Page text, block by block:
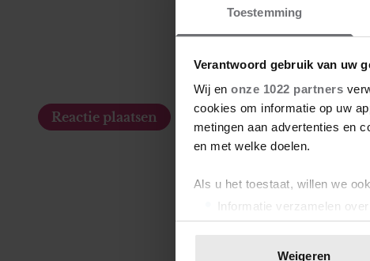
Toestemming
Verantwoord gebruik van uw
Wij en onze 1022 partners
cookies om informatie op uw
metingen aan advertenties en
en met welke doelen.
Als u het toestaat, willen we
Informatie verzamelen
Uw apparaat identificeren
Weigeren